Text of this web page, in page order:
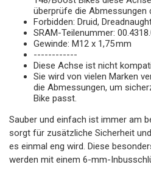
überprüfe die Abmessungen
Forbidden: Druid,
SRAM-Teilenummer:
Gewinde: M12 x 1,75 mm
------------
Diese Achse ist nicht
Sie wird von vielen Marken
die Abmessungen, um
Bike passt.
Sauber und einfach ist immer am
sorgt für zusätzliche Sicherheit
es einmal eng wird. Diese
werden mit einem 6-mm-